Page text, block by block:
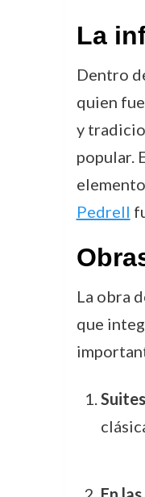
La
Dentro
quien
y
popular.
Pedrell
La obra
que